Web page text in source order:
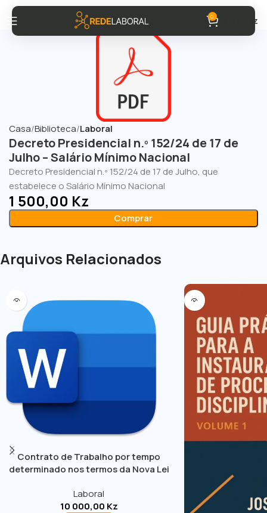
0 Kz
Casa Biblioteca Laboral
Decreto Presidencial n.º 152/24 de 17 de
Julho – Salário Mínimo Nacional
Decreto Presidencial n.º 152/24 de 17 de Julho, que
estabelece o Salário Mínimo Nacional
1 500,00 Kz
Comprar
Arquivos Relacionados
Contrato de Trabalho por tempo
determinado nos termos da Nova Lei
Laboral
10 000,00 Kz